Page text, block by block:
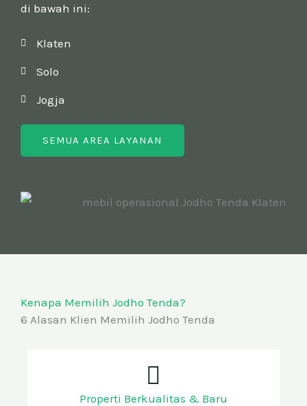
di bawah ini:
Klaten
Solo
Jogja
SEMUA AREA LAYANAN
Kenapa Memilih Jodho Tenda?
6 Alasan Klien Memilih Jodho Tenda
Properti Berkualitas & Baru